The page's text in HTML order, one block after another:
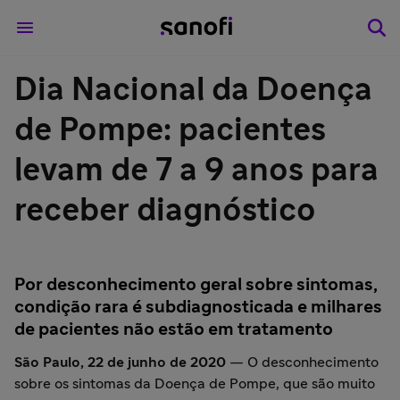
Dia Nacional da Doença
de Pompe: pacientes
levam de 7 a 9 anos para
receber diagnóstico
Por desconhecimento geral sobre sintomas,
condição rara é subdiagnosticada e milhares
de pacientes não estão em tratamento
São Paulo, 22 de junho de 2020 — O desconhecimento
sobre os sintomas da Doença de Pompe, que são muito